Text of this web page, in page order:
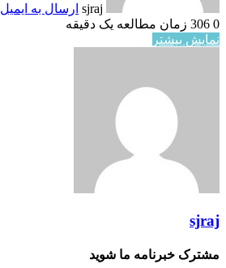
sjraj ارسال به ایمیل
0
زمان مطالعه یک دقیقه
نمایش بیشتر
sjraj
مشترک خبرنامه ما شوید